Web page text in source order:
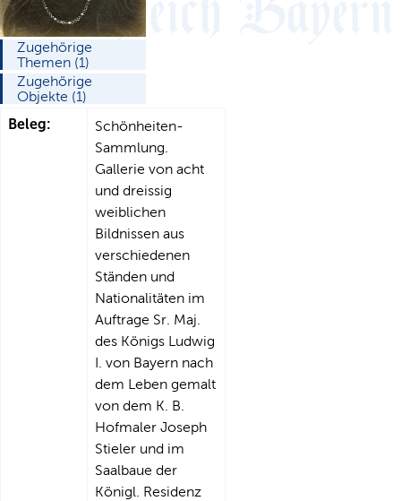
Zugehörige
Themen (1)
Zugehörige
Objekte (1)
Beleg:
Schönheiten-
Sammlung.
Gallerie von acht
und dreissig
weiblichen
Bildnissen aus
verschiedenen
Ständen und
Nationalitäten im
Auftrage Sr. Maj.
des Königs Ludwig
I. von Bayern nach
dem Leben gemalt
von dem K. B.
Hofmaler Joseph
Stieler und im
Saalbaue der
Königl. Residenz